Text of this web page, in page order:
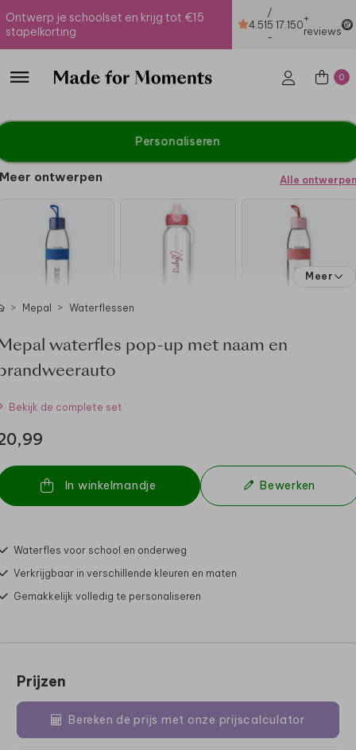
Ontwerp je schoolset en krijg tot €15
stapelkorting
4.51
/
5
-
17.150+
reviews
0
Personaliseren
Meer ontwerpen Alle ontwerpen
Meer
Mepal Waterflessen
waterfles pop-up met naam en
Bekijk de complete set
In winkelmandje Bewerken
Waterfles voor school en onderweg
Verkrijgbaar in verschillende kleuren en maten
Gemakkelijk volledig te personaliseren
Prijzen
Bereken de prijs met onze prijscalculator